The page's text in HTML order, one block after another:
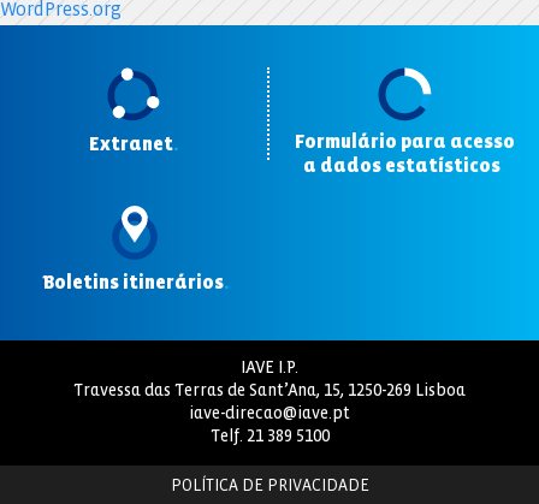
WordPress.org
Extranet.
Formulário para acesso
a dados estatísticos
Boletins itinerários.
IAVE I.P.
Travessa das Terras de Sant’Ana, 15, 1250-269 Lisboa
iave-direcao@iave.pt
Telf. 21 389 5100
POLÍTICA DE PRIVACIDADE